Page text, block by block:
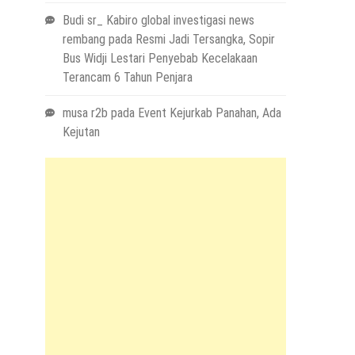
Budi sr_ Kabiro global investigasi news
rembang pada Resmi Jadi Tersangka, Sopir
Bus Widji Lestari Penyebab Kecelakaan
Terancam 6 Tahun Penjara
musa r2b pada Event Kejurkab Panahan, Ada
Kejutan